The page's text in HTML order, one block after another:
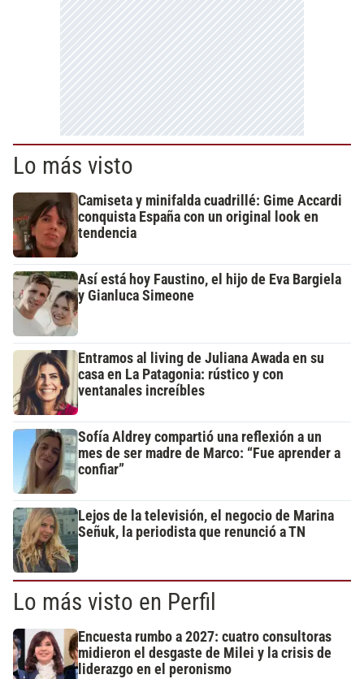
Lo más visto
Camiseta y minifalda cuadrillé: Gime Accardi
conquista España con un original look en
tendencia
Así está hoy Faustino, el hijo de Eva Bargiela
y Gianluca Simeone
Entramos al living de Juliana Awada en su
casa en La Patagonia: rústico y con
ventanales increíbles
Sofía Aldrey compartió una reflexión a un
mes de ser madre de Marco: “Fue aprender a
confiar”
Lejos de la televisión, el negocio de Marina
Señuk, la periodista que renunció a TN
Lo más visto en Perfil
Encuesta rumbo a 2027: cuatro consultoras
midieron el desgaste de Milei y la crisis de
liderazgo en el peronismo